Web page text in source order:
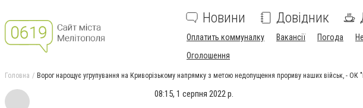
Новини Довідник
Оплатить коммуналку Вакансії Погода
Оголошення
Головна Ворог нарощує угрупування на Криворізькому напрямку з метою недопущення прориву наших військ, - ОК
08:15, 1 серпня 2022 р.